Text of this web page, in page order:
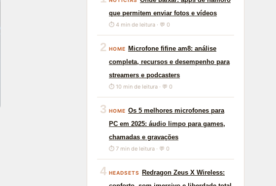
que permitem enviar fotos e vídeos
⏱ 4 min de leitura · 💬 0
2 HOME
Microfone fifine am8: análise
completa, recursos e desempenho para
streamers e podcasters
⏱ 10 min de leitura · 💬 0
3 HOME Os 5 melhores microfones para
PC em 2025: áudio limpo para games,
chamadas e gravações
⏱ 7 min de leitura · 💬 0
4 HEADSETS
Redragon Zeus X Wireless: